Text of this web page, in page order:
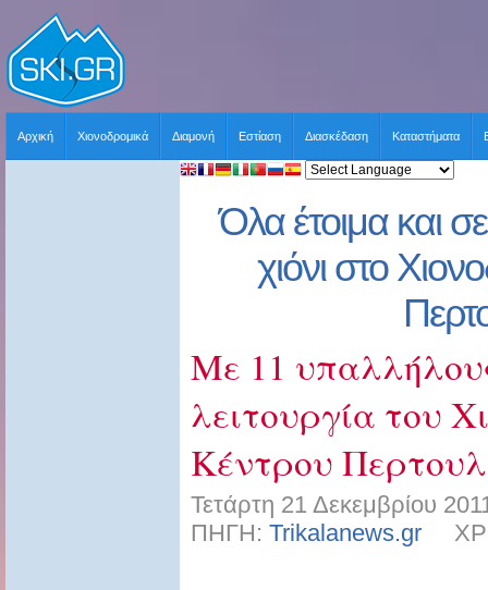
Αρχική Χιονοδρομικά Διαμονή Εστίαση Διασκέδαση Καταστήματα
Όλα έτοιμα και
χιόνι στο
Με 11
λειτουργία του
Κέντρου
Τετάρτη 21 Δεκεμβρίου
ΠΗΓΗ: Trikalanews.gr